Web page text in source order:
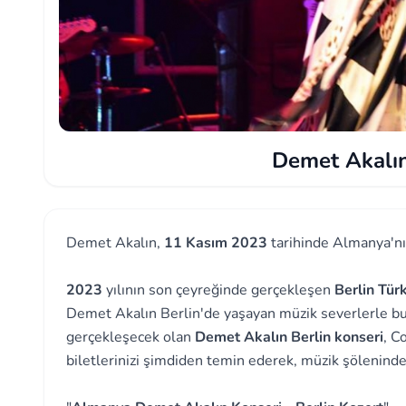
Demet
Demet Akalın, 11 Kasım 2023 tarihinde
2023 yılının son çeyreğinde gerçekleşen Berlin
Demet Akalın Berlin'de yaşayan müzik severlerle
gerçekleşecek olan Demet Akalın Berlin konseri,
biletlerinizi şimdiden temin ederek, müzik